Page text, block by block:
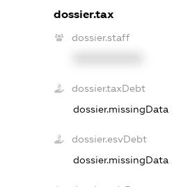
dossier.tax
dossier.staff
dossier.taxDebt
dossier.missingData
dossier.esvDebt
dossier.missingData